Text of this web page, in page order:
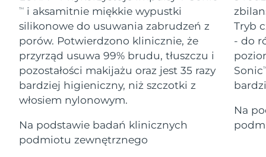
TM
i aksamitnie miękkie wypustki
silikonowe do usuwania zabrudzeń z
porów. Potwierdzono klinicznie, że
przyrząd usuwa 99% brudu, tłuszczu i
pozostałości makijażu oraz jest 35 razy
bardziej higieniczny, niż szczotki z
włosiem nylonowym.
Na podstawie badań klinicznych
podmiotu zewnętrznego
Tryb
- do
Sonic
Na
All revitalizing eye massagers
Advanced pore care essentials
Serum
For healthy hair
issa™ Teeth Whitening Gel
18% PAP
Kosmetyki Mężczyźni
Kupuj
Gibraltar
14/08/2026
Grecja
Oczekiwany czas dostawy
10/08/2026
SRA Hongkong
(Chiny)
Oczekiwany czas dostawy
11/08/2026
Oczekiwany czas dostawy